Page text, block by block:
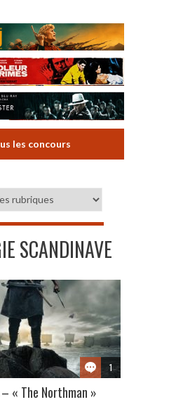
les concours
SCANDINAVE
1
« The Northman »